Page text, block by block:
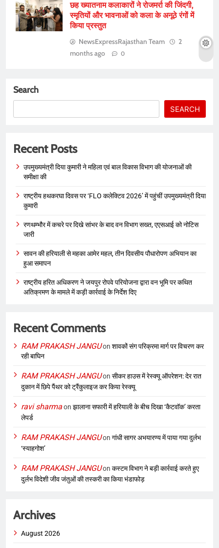
छह ख्यातनाम कलाकारों ने रोजमर्रा की जिंदगी,
स्मृतियों और भावनाओं को कला के अनूठे रंगों में
किया प्रस्तुत
NewsExpressRajasthan Team
2
months ago
0
Search
SEARCH
Recent Posts
उपमुख्यमंत्री दिया कुमारी ने महिला एवं बाल विकास विभाग की योजनाओं की
समीक्षा की
राष्ट्रीय हथकरघा दिवस पर ‘FLO कलेक्टिव 2026’ में पहुंचीं उपमुख्यमंत्री दिया
कुमारी
रणथम्भौर में कचरे पर दिखे सांभर के बाद वन विभाग सख्त, एएसआई को नोटिस
जारी
सावन की हरियाली से महका आमेर महल, तीन दिवसीय पौधारोपण अभियान का
हुआ समापन
राष्ट्रीय हरित अधिकरण ने जयपुर रोपवे परियोजना द्वारा वन भूमि पर कथित
अतिक्रमण के मामले में कड़ी कार्रवाई के निर्देश दिए
Recent Comments
RAM PRAKASH JANGUon शावकों संग परिक्रमा मार्ग पर विचरण कर
रही बाघिन
RAM PRAKASH JANGUon सीकर हाउस में रेस्क्यू ऑपरेशन: देर रात
दुकान में छिपे पैंथर को ट्रैंकुलाइज कर किया रेस्क्यू
ravi sharmaon झालाना सफारी में हरियाली के बीच दिखा ‘कैटवॉक’ करता
लेपर्ड
RAM PRAKASH JANGUon गांधी सागर अभयारण्य में पाया गया दुर्लभ
‘स्याहगोश’
RAM PRAKASH JANGUon कस्टम विभाग ने बड़ी कार्रवाई करते हुए
दुर्लभ विदेशी जीव जंतुओं की तस्करी का किया भंडाफोड़
Archives
August 2026